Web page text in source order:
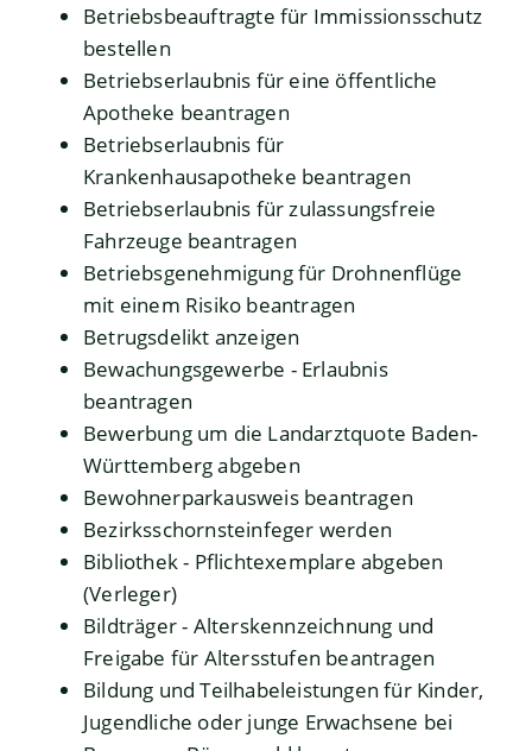
Betriebsbeauftragte für Immissionsschutz
bestellen
Betriebserlaubnis für eine öffentliche
Apotheke beantragen
Betriebserlaubnis für
Krankenhausapotheke beantragen
Betriebserlaubnis für zulassungsfreie
Fahrzeuge beantragen
Betriebsgenehmigung für Drohnenflüge
mit einem Risiko beantragen
Betrugsdelikt anzeigen
Bewachungsgewerbe - Erlaubnis
beantragen
Bewerbung um die Landarztquote Baden-
Württemberg abgeben
Bewohnerparkausweis beantragen
Bezirksschornsteinfeger werden
Bibliothek - Pflichtexemplare abgeben
(Verleger)
Bildträger - Alterskennzeichnung und
Freigabe für Altersstufen beantragen
Bildung und Teilhabeleistungen für Kinder,
Jugendliche oder junge Erwachsene bei